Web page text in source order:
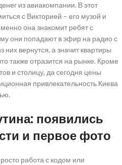
из авиакомпании. В этот
с Викторией – его музой и
она знакомит ребят с
они попадают в эфир на радио с
вернутся, а значит квартиры
также отразится на рынке. Кроме
и столицу, да сегодня цены
привлекательность Киева
появились
и первое фото
работа с кодом или